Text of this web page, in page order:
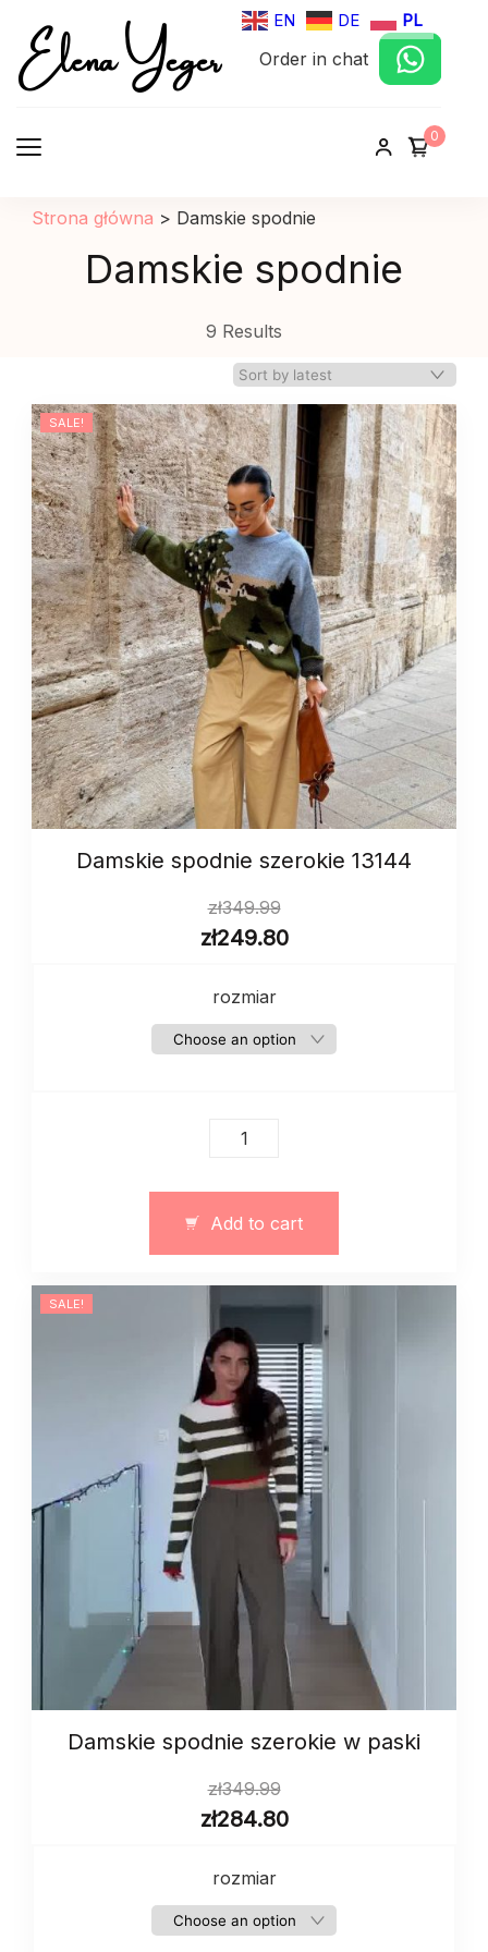
EN DE PL
Elena Yeger
Sklep internetowy odziez damska
Order in chat
0
Strona główna > Damskie spodnie
Damskie spodnie
9 Results
SALE!
Damskie spodnie szerokie 13144
zł349.99
zł249.80
rozmiar
Damskie
quantity
Add to cart
SALE!
Damskie spodnie szerokie w paski
zł349.99
zł284.80
rozmiar